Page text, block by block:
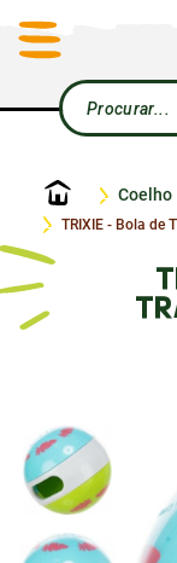
Início Coelho
TRIXIE - Bola de